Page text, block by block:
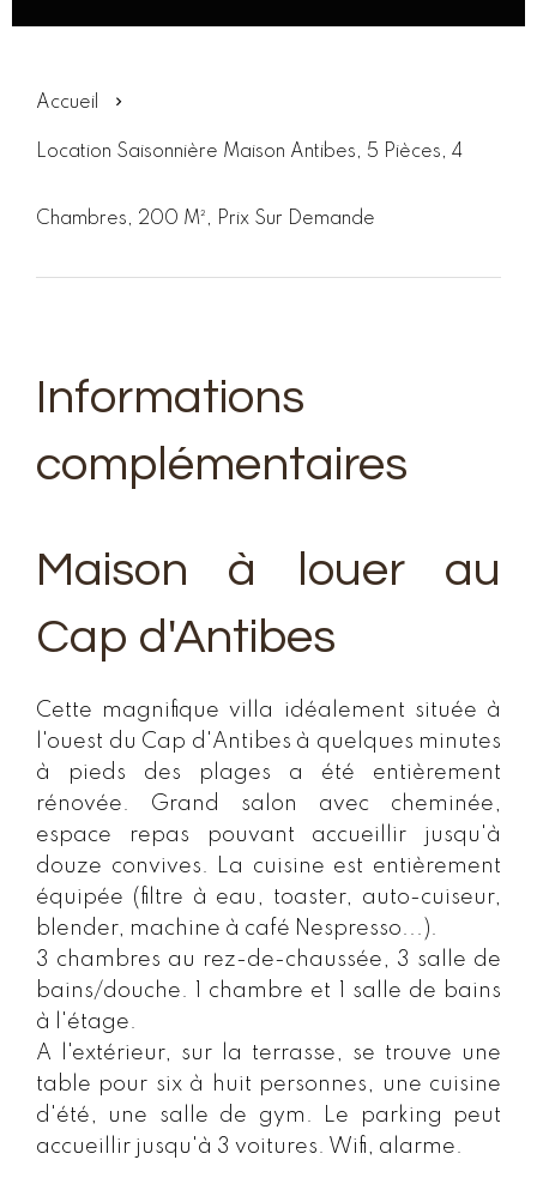
Accueil
Location Saisonnière Maison Antibes, 5 Pièces, 4
Chambres, 200 M², Prix Sur Demande
Informations
complémentaires
Maison à louer au
Cap d'Antibes
Cette magnifique villa idéalement située à
l'ouest du Cap d'Antibes à quelques minutes
à pieds des plages a été entièrement
rénovée. Grand salon avec cheminée,
espace repas pouvant accueillir jusqu'à
douze convives. La cuisine est entièrement
équipée (filtre à eau, toaster, auto-cuiseur,
blender, machine à café Nespresso...).
3 chambres au rez-de-chaussée, 3 salle de
bains/douche. 1 chambre et 1 salle de bains
à l'étage.
A l'extérieur, sur la terrasse, se trouve une
table pour six à huit personnes, une cuisine
d'été, une salle de gym. Le parking peut
accueillir jusqu'à 3 voitures. Wifi, alarme.